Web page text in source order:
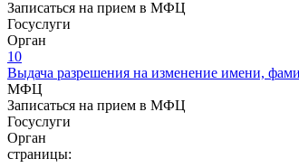
Записаться на прием в МФЦ
Госуслуги
Орган
10
Выдача разрешения на изменение имени,
МФЦ
Записаться на прием в МФЦ
Госуслуги
Орган
страницы: